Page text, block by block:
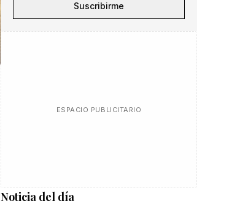
Suscribirme
ESPACIO PUBLICITARIO
Noticia del día